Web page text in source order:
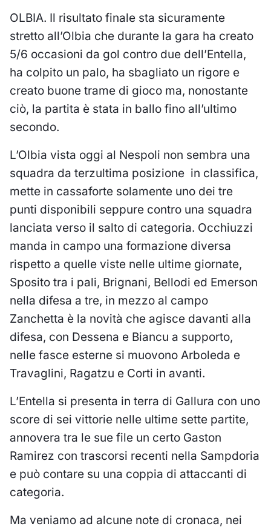
OLBIA. Il risultato finale sta sicuramente
stretto all’Olbia che durante la gara ha creato
5/6 occasioni da gol contro due dell’Entella,
ha colpito un palo, ha sbagliato un rigore e
creato buone trame di gioco ma, nonostante
ciò, la partita è stata in ballo fino all’ultimo
secondo.
L’Olbia vista oggi al Nespoli non sembra una
squadra da terzultima posizione in classifica,
mette in cassaforte solamente uno dei tre
punti disponibili seppure contro una squadra
lanciata verso il salto di categoria. Occhiuzzi
manda in campo una formazione diversa
rispetto a quelle viste nelle ultime giornate,
Sposito tra i pali, Brignani, Bellodi ed Emerson
nella difesa a tre, in mezzo al campo
Zanchetta è la novità che agisce davanti alla
difesa, con Dessena e Biancu a supporto,
nelle fasce esterne si muovono Arboleda e
Travaglini, Ragatzu e Corti in avanti.
L’Entella si presenta in terra di Gallura con uno
score di sei vittorie nelle ultime sette partite,
annovera tra le sue file un certo Gaston
Ramirez con trascorsi recenti nella Sampdoria
e può contare su una coppia di attaccanti di
categoria.
Ma veniamo ad alcune note di cronaca, nei